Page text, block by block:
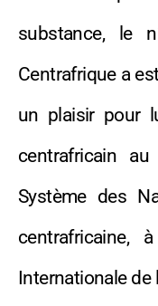
substance, le
Centrafrique a
un plaisir pour
centrafricain
Système des
centrafricaine,
Internationale de